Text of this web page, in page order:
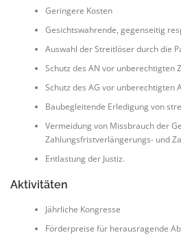
Geringere Kosten
Gesichtswahrende, gegenseitig
Auswahl der Streitlöser durch die
Schutz des AN vor unberechtigten
Schutz des AG vor unberechtigten
Baubegleitende Erledigung von
Vermeidung von Missbrauch der
Zahlungsfristverlängerungs- und
Entlastung der Justiz.
Aktivitäten
Jährliche Kongresse
Förderpreise für herausragende